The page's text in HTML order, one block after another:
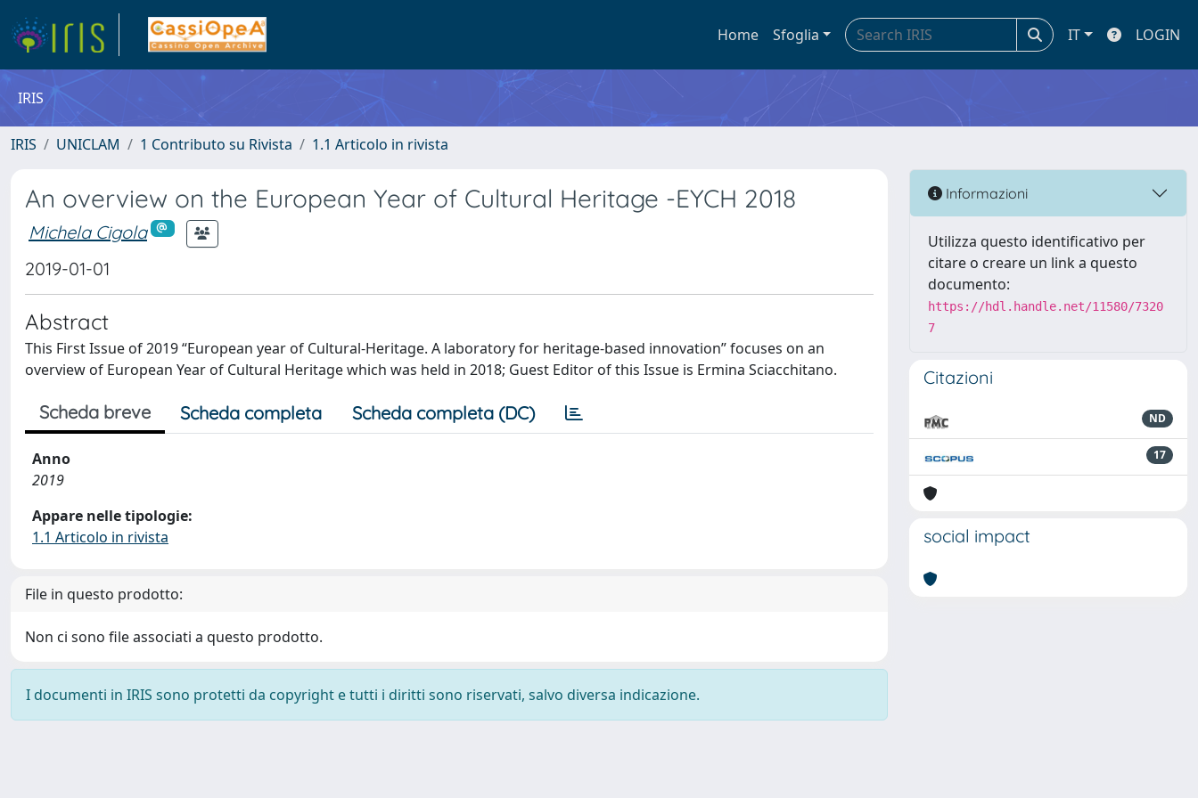
Home Sfoglia IT LOGIN
IRIS
IRIS UNICLAM 1 Contributo su Rivista 1.1 Articolo in rivista
An overview on the European Year of Cultural Heritage -EYCH 2018
Michela Cigola
2019-01-01
Abstract
This First Issue of 2019 “European year of Cultural-Heritage. A laboratory for heritage-based innovation” focuses on an
overview of European Year of Cultural Heritage which was held in 2018; Guest Editor of this Issue is Ermina Sciacchitano.
Scheda breve Scheda completa Scheda completa (DC)
Anno
2019
Appare nelle tipologie:
1.1 Articolo in rivista
File in questo prodotto:
Non ci sono file associati a questo prodotto.
I documenti in IRIS sono protetti da copyright e tutti i diritti sono riservati, salvo diversa indicazione.
Informazioni
Utilizza questo identificativo per
citare o creare un link a questo
documento:
https://hdl.handle.net/11580/7320
7
Citazioni
ND
17
social impact